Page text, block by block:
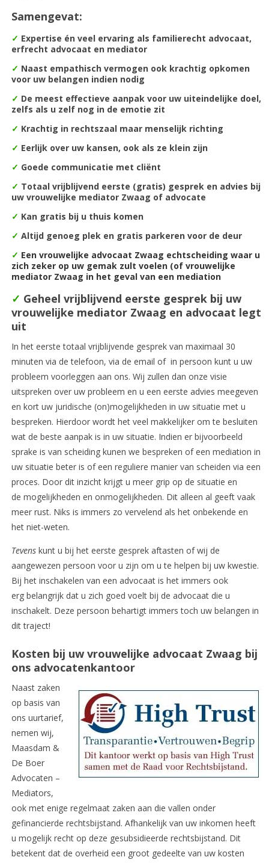
Samengevat:
✓ Expertise én veel ervaring als familierecht advocaat,
erfrecht advocaat en mediator
✓ Naast empathisch vermogen ook krachtig opkomen
voor uw belangen indien nodig
✓ De meest effectieve aanpak voor uw uiteindelijke doel,
zelfs als u zelf nog in de emotie zit
✓ Krachtig in rechtszaal maar menselijk richting
✓ Eerlijk over uw kansen, ook als ze klein zijn
✓ Goede communicatie met cliënt
✓ Totaal vrijblijvend eerste (gratis) gesprek en advies bij
uw vrouwelijke mediator Zwaag of advocate
✓ Kan gratis bij u thuis komen
✓ Altijd genoeg plek en gratis parkeren voor de deur
✓ Een vrouwelijke advocaat Zwaag echtscheiding waar u
zich zeker op uw gemak zult voelen (of vrouwelijke
mediator Zwaag in het geval van een mediation
✓ Geheel vrijblijvend eerste gesprek bij uw
vrouwelijke mediator Zwaag en advocaat legt
uit
In het eerste totaal vrijblijvende gesprek van maximaal 30
minuten via de telefoon, via de email of in persoon kunt u uw
probleem voorleggen aan ons. Wij zullen dan onze visie
uitspreken over uw probleem en u een eerste advies meegeven
en kort uw juridische (on)mogelijkheden in uw situatie met u
bespreken. Hierdoor wordt het veel makkelijker om te besluiten
wat de beste aanpak is in uw situatie. Indien er bijvoorbeeld
sprake is van scheiding kunen we bespreken of een mediation in
uw situatie beter is of een reguliere manier van scheiden via een
proces. Door dit inzicht krijgt u meer grip op de situatie en
de mogelijkheden en onmogelijkheden. Dit alleen al geeft vaak
meer rust. Niks is immers zo vervelend als het onbekende en
het niet-weten.
Tevenskunt u bij het eerste gesprek aftasten of wij de
aangewezen persoon voor u zijn om u te helpen bij uw kwestie.
Bij het inschakelen van een advocaat is het immers ook
erg belangrijk dat u zich goed voelt bij de advocaat die u
inschakelt. Deze persoon behartigt immers toch uw belangen in
dit traject!
Kosten bij uw vrouwelijke advocaat Zwaag bij
ons advocatenkantoor
Naast zaken
op basis van
ons uurtarief,
nemen wij,
Maasdam &
De Boer
Advocaten –
Mediators,
ook met enige regelmaat zaken aan die vallen onder
gefinancierde rechtsbijstand. Afhankelijk van uw inkomen heeft
u mogelijk recht op deze gesubsidieerde rechtsbijstand. Dit
betekent dat de overheid een groot gedeelte van uw kosten